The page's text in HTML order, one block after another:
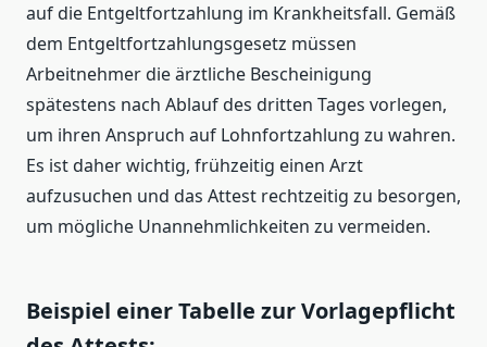
auf die Entgeltfortzahlung im Krankheitsfall. Gemäß
dem Entgeltfortzahlungsgesetz müssen
Arbeitnehmer die ärztliche Bescheinigung
spätestens nach Ablauf des dritten Tages vorlegen,
um ihren Anspruch auf Lohnfortzahlung zu wahren.
Es ist daher wichtig, frühzeitig einen Arzt
aufzusuchen und das Attest rechtzeitig zu besorgen,
um mögliche Unannehmlichkeiten zu vermeiden.
Beispiel einer Tabelle zur Vorlagepflicht